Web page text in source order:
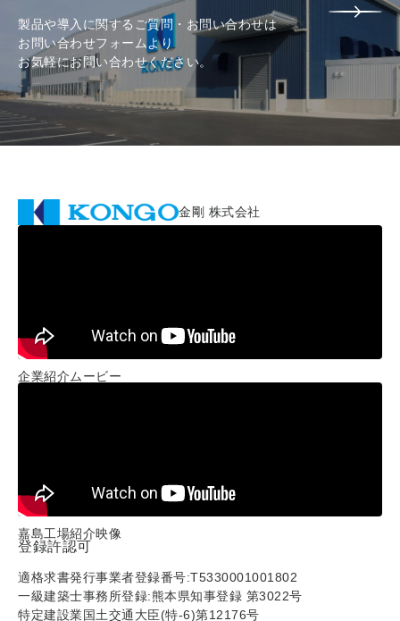
製品や導入に関するご質問・お問い合わせは
お問い合わせフォームより
お気軽にお問い合わせください。
金剛 株式会社
企業紹介ムービー
嘉島工場紹介映像
登録許認可
適格求書発行事業者登録番号:T5330001001802
一級建築士事務所登録:熊本県知事登録 第3022号
特定建設業国土交通大臣(特-6)第12176号